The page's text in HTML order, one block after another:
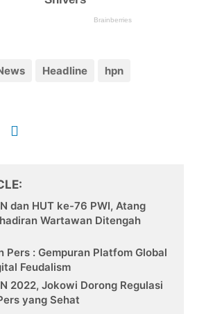
Headline
hpn
dan HUT ke-76 PWI, Atang
Wartawan Ditengah
Pers : Gempuran Platfom Global
Feudalism
2022, Jokowi Dorong Regulasi
yang Sehat